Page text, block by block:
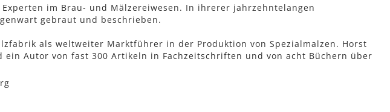
im Brau- und Mälzereiwesen. In ihrerer jahrzehntelangen
gebraut und beschrieben.
als weltweiter Marktführer in der Produktion von Spezialmalzen. Horst
Autor von fast 300 Artikeln in Fachzeitschriften und von acht Büchern über